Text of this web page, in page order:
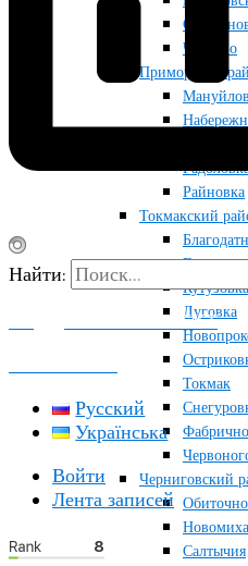
Чкалово
Приморский
Райновка
Токмакский
Грушевка
Кутузовка
Луговка
Токмак
Черниговский
Салтычия
Найти:
ПОДДЕРЖАТЬ ПРОЕКТ
Русский
Українська
Войти
Лента записей